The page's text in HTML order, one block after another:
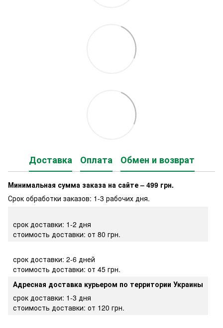
Доставка Оплата Обмен и возврат
Минимальная сумма заказа на сайте – 499 грн.
Срок обработки заказов: 1-3 рабочих дня.
срок доставки: 1-2 дня
стоимость доставки: от 80 грн.
срок доставки: 2-6 дней
стоимость доставки: от 45 грн.
Адресная доставка курьером по территории Украины
срок доставки: 1-3 дня
стоимость доставки: от 120 грн.